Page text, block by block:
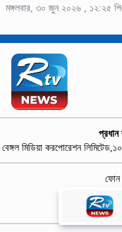
মঙ্গলবার, ৩০ জুন ২০২৬ , ১২:২৫
বেঙ্গল মিডিয়া করপোরেশন
ফোন
নিউজ
বিজ্ঞাপন :